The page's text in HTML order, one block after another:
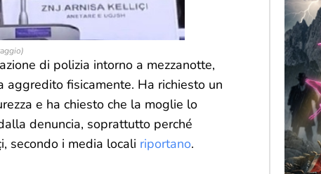
di polizia intorno a mezzanotte,
fisicamente. Ha richiesto un
e ha chiesto che la moglie lo
denuncia, soprattutto perché
secondo i media locali riportano.